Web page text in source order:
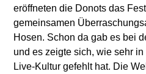
eröffneten die Donots das
gemeinsamen
Hosen. Schon da gab es bei
und es zeigte sich, wie sehr
Live-Kultur gefehlt hat. Die